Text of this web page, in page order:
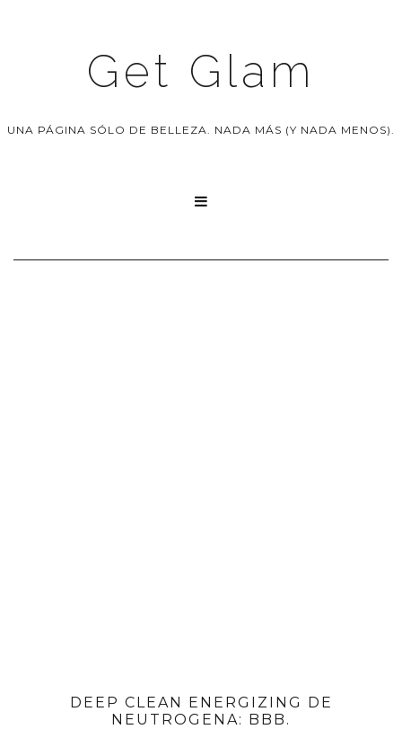
Get Glam
UNA PÁGINA SÓLO DE BELLEZA. NADA MÁS (Y NADA MENOS).

DEEP CLEAN ENERGIZING DE
NEUTROGENA: BBB.